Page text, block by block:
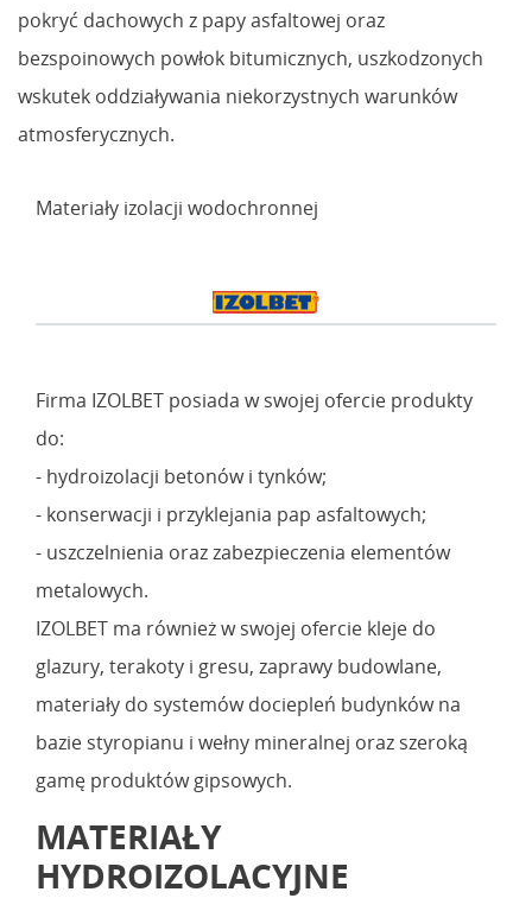
pokryć dachowych z papy asfaltowej oraz
bezspoinowych powłok bitumicznych, uszkodzonych
wskutek oddziaływania niekorzystnych warunków
atmosferycznych.
Materiały izolacji wodochronnej
Firma IZOLBET posiada w swojej ofercie produkty
do:
- hydroizolacji betonów i tynków;
- konserwacji i przyklejania pap asfaltowych;
- uszczelnienia oraz zabezpieczenia elementów
metalowych.
IZOLBET ma również w swojej ofercie kleje do
glazury, terakoty i gresu, zaprawy budowlane,
materiały do systemów dociepleń budynków na
bazie styropianu i wełny mineralnej oraz szeroką
gamę produktów gipsowych.
MATERIAŁY
HYDROIZOLACYJNE